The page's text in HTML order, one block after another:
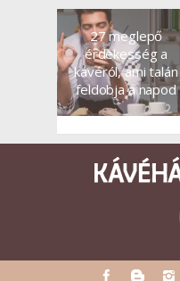
27 meglepő
érdekesség a
kávéról, ami talán
feldobja a napod